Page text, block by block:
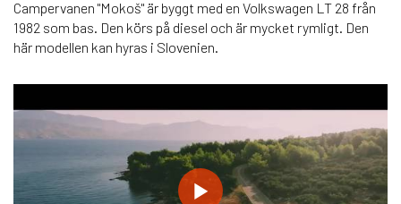
Campervanen "Mokoš" är byggt med en Volkswagen LT 28 från
1982 som bas. Den körs på diesel och är mycket rymligt. Den
här modellen kan hyras i Slovenien.